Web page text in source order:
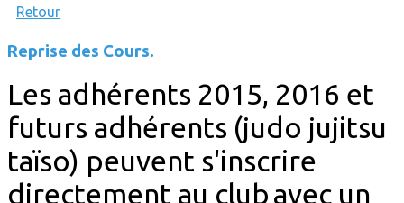
Retour
Reprise des Cours.
Les adhérents 2015, 2016 et
futurs adhérents (judo jujitsu
taïso) peuvent s'inscrire
directement au clubavec un